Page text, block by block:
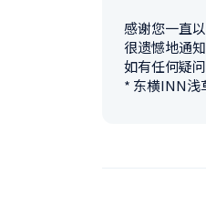
感谢您一直
很遗憾地通
如有任何疑
* 东横INN浅